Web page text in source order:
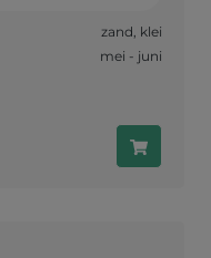
zand, klei
mei - juni